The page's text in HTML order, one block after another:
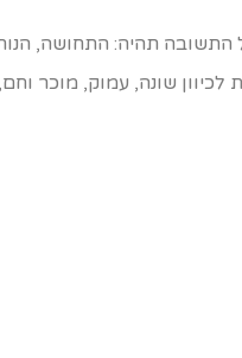
תהיה: התחושה,
שונה, עמוק, מוכר